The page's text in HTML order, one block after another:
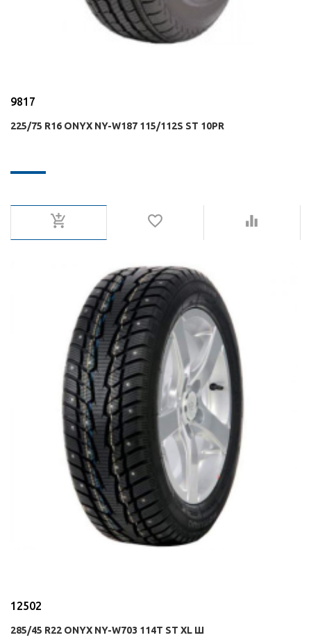
9817
225/75 R16 ONYX NY-W187 115/112S ST 10PR
12502
285/45 R22 ONYX NY-W703 114T ST XL Ш